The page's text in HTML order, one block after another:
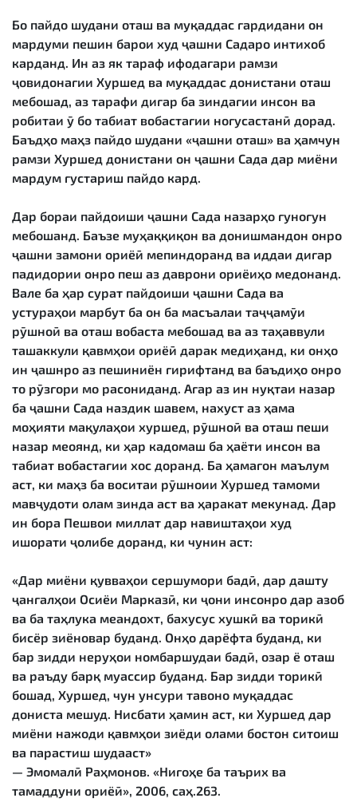
Бо пайдо шудани оташ ва муқаддас гардидани он
мардуми пешин барои худ ҷашни Садаро интихоб
карданд. Ин аз як тараф ифодагари рамзи
ҷовидонагии Хуршед ва муқаддас донистани оташ
мебошад, аз тарафи дигар ба зиндагии инсон ва
робитаи ӯ бо табиат вобастагии ногусастанӣ дорад.
Баъдҳо маҳз пайдо шудани «ҷашни оташ» ва ҳамчун
рамзи Хуршед донистани он ҷашни Сада дар миёни
мардум густариш пайдо кард.
Дар бораи пайдоиши ҷашни Сада назарҳо гуногун
мебошанд. Баъзе муҳаққиқон ва донишмандон онро
ҷашни замони ориёӣ мепиндоранд ва иддаи дигар
падидории онро пеш аз даврони ориёиҳо медонанд.
Вале ба ҳар сурат пайдоиши ҷашни Сада ва
устураҳои марбут ба он ба масъалаи таҷҷамӯи
рӯшноӣ ва оташ вобаста мебошад ва аз таҳаввули
ташаккули қавмҳои ориёӣ дарак медиҳанд, ки онҳо
ин ҷашнро аз пешиниён гирифтанд ва баъдиҳо онро
то рӯзгори мо расониданд. Агар аз ин нуқтаи назар
ба ҷашни Сада наздик шавем, нахуст аз ҳама
моҳияти мақулаҳои хуршед, рӯшноӣ ва оташ пеши
назар меоянд, ки ҳар кадомаш ба ҳаёти инсон ва
табиат вобастагии хос доранд. Ба ҳамагон маълум
аст, ки маҳз ба воситаи рӯшноии Хуршед тамоми
мавҷудоти олам зинда аст ва ҳаракат мекунад. Дар
ин бора Пешвои миллат дар навиштаҳои худ
ишорати ҷолибе доранд, ки чунин аст:
«Дар миёни қувваҳои сершумори бадӣ, дар дашту
ҷангалҳои Осиёи Марказӣ, ки ҷони инсонро дар азоб
ва ба таҳлука меандохт, бахусус хушкӣ ва торикӣ
бисёр зиёновар буданд. Онҳо дарёфта буданд, ки
бар зидди неруҳои номбаршудаи бадӣ, озар ё оташ
ва раъду барқ муассир буданд. Бар зидди торикӣ
бошад, Хуршед, чун унсури тавоно муқаддас
дониста мешуд. Нисбати ҳамин аст, ки Хуршед дар
миёни нажоди қавмҳои зиёди олами бостон ситоиш
ва парастиш шудааст»
— Эмомалӣ Раҳмонов. «Нигоҳе ба таърих ва
тамаддуни ориёӣ», 2006, саҳ.263.